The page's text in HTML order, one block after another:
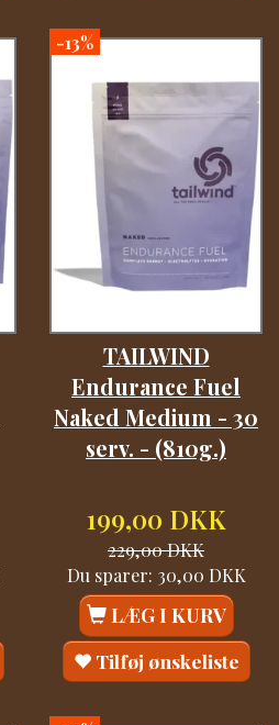
-13%
TAILWIND
Endurance Fuel
Naked Medium - 30
serv. - (810g.)
199,00 DKK
229,00 DKK
Du sparer: 30,00 DKK
LÆG I KURV
Tilføj ønskeliste